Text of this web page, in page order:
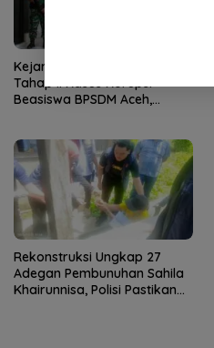
Kejari Banda Aceh Terima
Tahap II Kasus Korupsi
Beasiswa BPSDM Aceh,
Rekonstruksi Ungkap 27
Adegan Pembunuhan Sahila
Khairunnisa, Polisi Pastikan